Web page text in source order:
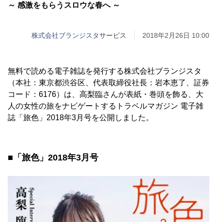
～ 感激をもらうスロウな春へ ～
株式会社ブランジスタサービス 2018年2月26日 10:00
無料で読める電子雑誌を発行する株式会社ブランジスタ
（本社：東京都渋谷区、代表取締役社長：岩本恵了、証券
コード：6176）は、高梨臨さんが表紙・巻頭を飾る、大
人の女性の旅をナビゲートするトラベルマガジン 電子雑
誌「旅色」2018年3月号を公開しました。
■「旅色」2018年3月号